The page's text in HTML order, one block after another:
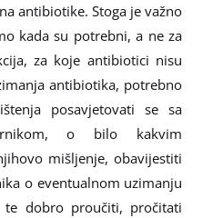
antibiotike. Stoga je važno
kada su potrebni, a ne za
za koje antibiotici nisu
antibiotika, potrebno
posavjetovati se sa
o bilo kakvim
mišljenje, obavijestiti
o eventualnom uzimanju
te dobro proučiti, pročitati